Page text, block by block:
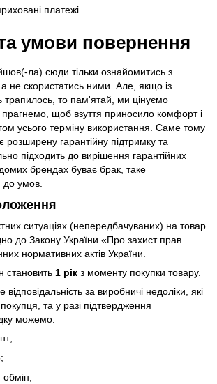
платежі.
умови повернення
ла) сюди тільки ознайомитись з
не скористатись ними. Але, якщо із
трапилось, то пам'ятай, ми цінуємо
прагнемо, щоб взуття приносило комфорт і
усього терміну використання. Саме тому
гарантійну підтримку та
підходить до вирішення гарантійних
брендах буває брак, таке
до умов.
ситуаціях (непередбачуваних) на товар
до Закону України «Про захист прав
нормативних актів України.
становить 1 рік з моменту покупки товару.
за виробничі недоліки, які
та у разі підтвердження
можемо:
обмін;